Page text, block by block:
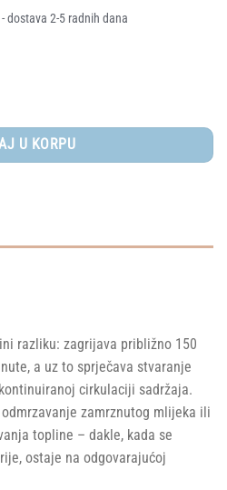
- dostava 2-5 radnih dana
U KORPU
razliku: zagrijava približno 150
a uz to sprječava stvaranje
cirkulaciji sadržaja.
zamrznutog mlijeka ili
topline – dakle, kada se
ostaje na odgovarajućoj